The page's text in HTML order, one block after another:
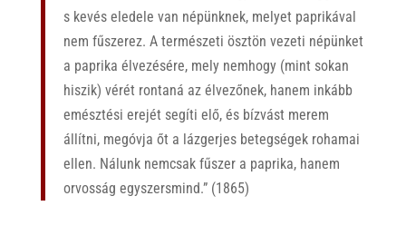
s kevés eledele van népünknek, melyet paprikával
nem fűszerez. A természeti ösztön vezeti népünket
a paprika élvezésére, mely nemhogy (mint sokan
hiszik) vérét rontaná az élvezőnek, hanem inkább
emésztési erejét segíti elő, és bízvást merem
állítni, megóvja őt a lázgerjes betegségek rohamai
ellen. Nálunk nemcsak fűszer a paprika, hanem
orvosság egyszersmind.” (1865)